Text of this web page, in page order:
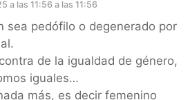
a las 11:56 a las 11:56
sea pedófilo o degenerado por
de la igualdad de género,
iguales…
más, es decir femenino